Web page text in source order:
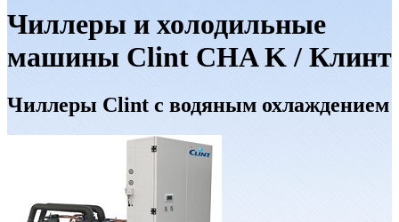
Чиллеры и холодильные
машины Clint CHA K / Клинт
Чиллеры Clint с водяным охлаждением